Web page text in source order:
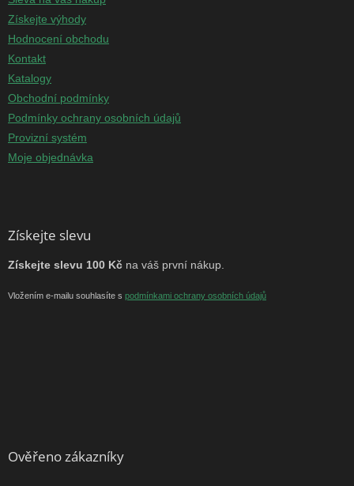
Získejte výhody
Hodnocení obchodu
Kontakt
Katalogy
Obchodní podmínky
Podmínky ochrany osobních údajů
Provizní systém
Moje objednávka
Získejte slevu
Získejte slevu 100 Kč na váš první nákup.
Vložením e-mailu souhlasíte s podmínkami ochrany osobních údajů
Ověřeno zákazníky